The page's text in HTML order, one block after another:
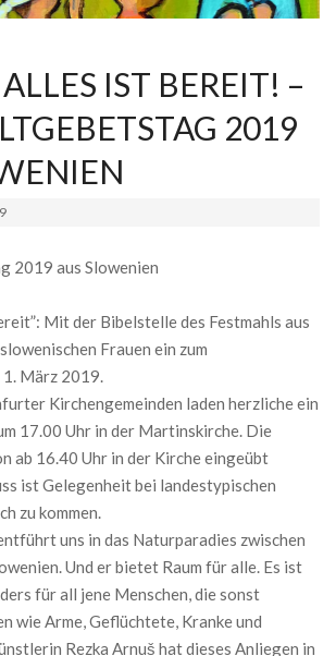
IST BEREIT! –
2019
2019 aus Slowenien
Mit der Bibelstelle des Festmahls aus
Frauen ein zum
März 2019.
Kirchengemeinden laden herzliche ein
17.00 Uhr in der Martinskirche. Die
ab 16.40 Uhr in der Kirche eingeübt
ist Gelegenheit bei landestypischen
zu kommen.
uns in das Naturparadies zwischen
Und er bietet Raum für alle. Es ist
für all jene Menschen, die sonst
wie Arme, Geflüchtete, Kranke und
Rezka Arnuš hat dieses Anliegen in